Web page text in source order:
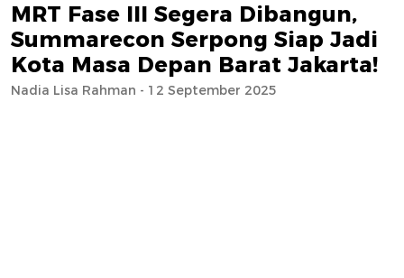
MRT Fase III Segera Dibangun,
Summarecon Serpong Siap Jadi
Kota Masa Depan Barat Jakarta!
Nadia Lisa Rahman - 12 September 2025